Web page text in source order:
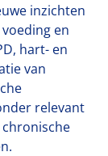
inzichten
en
hart- en
van
relevant